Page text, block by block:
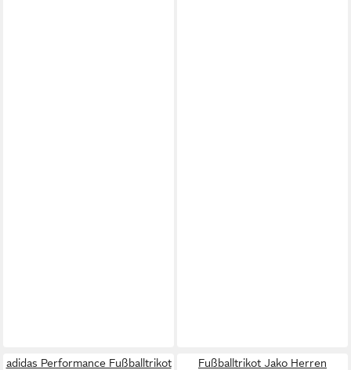
adidas Performance Fußballtrikot
Fußballtrikot Jako Herren